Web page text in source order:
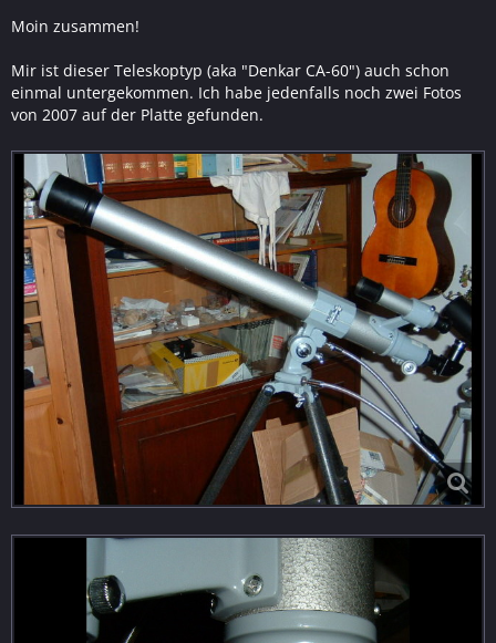
Moin zusammen!
Mir ist dieser Teleskoptyp (aka "Denkar CA-60") auch schon
einmal untergekommen. Ich habe jedenfalls noch zwei Fotos
von 2007 auf der Platte gefunden.